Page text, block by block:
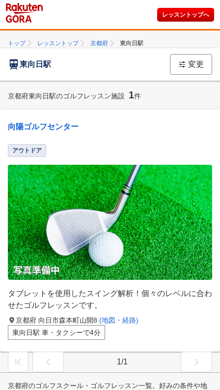
レッスントップへ
トップ レッスントップ 京都府 東向日駅
東向日駅 変更
京都府東向日駅のゴルフレッスン施設 1件
向陽ゴルフセンター
アウトドア
タブレットを使用したスイング解析！個々のレベルに合わ
せたゴルフレッスンです。
京都府 向日市森本町山開8 (地図・経路)
東向日駅 車・タクシーで4分
1/1
京都府のゴルフスクール・ゴルフレッスン一覧。好みの条件や地